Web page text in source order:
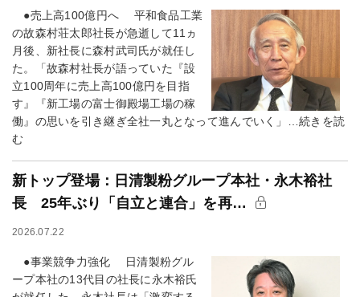
●売上高100億円へ 平和食品工業
の故森村荘太郎社長が急逝して11ヵ
月後、新社長に森村武司氏が就任し
た。「故森村社長が語っていた『設
立100周年に売上高100億円を目指
す』『新工場の富士御殿場工場の稼
働』の思いを引き継ぎ全社一丸となって進んでいく」…続きを読
む
新トップ登場：日清製粉グループ本社・永木裕社
長 25年ぶり「自立と連合」を再…
2026.07.22
●事業競争力強化 日清製粉グル
ープ本社の13代目の社長に永木裕氏